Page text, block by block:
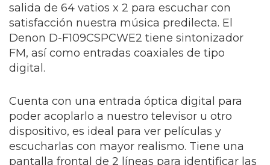
salida de 64 vatios x 2 para escuchar con
satisfacción nuestra música predilecta. El
Denon D-F109CSPCWE2 tiene sintonizador
FM, así como entradas coaxiales de tipo
digital.
Cuenta con una entrada óptica digital para
poder acoplarlo a nuestro televisor u otro
dispositivo, es ideal para ver películas y
escucharlas con mayor realismo. Tiene una
pantalla frontal de 2 líneas para identificar las